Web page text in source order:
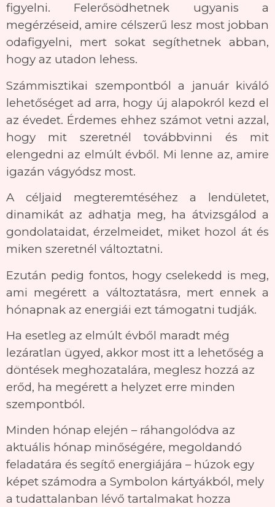
figyelni. Felerősödhetnek ugyanis a
megérzéseid, amire célszerű lesz most jobban
odafigyelni, mert sokat segíthetnek abban,
hogy az utadon lehess.
Számmisztikai szempontból a január kiváló
lehetőséget ad arra, hogy új alapokról kezd el
az évedet. Érdemes ehhez számot vetni azzal,
hogy mit szeretnél továbbvinni és mit
elengedni az elmúlt évből. Mi lenne az, amire
igazán vágyódsz most.
A céljaid megteremtéséhez a lendületet,
dinamikát az adhatja meg, ha átvizsgálod a
gondolataidat, érzelmeidet, miket hozol át és
miken szeretnél változtatni.
Ezután pedig fontos, hogy cselekedd is meg,
ami megérett a változtatásra, mert ennek a
hónapnak az energiái ezt támogatni tudják.
Ha esetleg az elmúlt évből maradt még
lezáratlan ügyed, akkor most itt a lehetőség a
döntések meghozatalára, meglesz hozzá az
erőd, ha megérett a helyzet erre minden
szempontból.
Minden hónap elején – ráhangolódva az
aktuális hónap minőségére, megoldandó
feladatára és segítő energiájára – húzok egy
képet számodra a Symbolon kártyákból, mely
a tudattalanban lévő tartalmakat hozza